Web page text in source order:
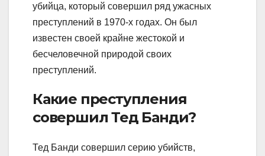
убийца, который совершил ряд ужасных
преступлений в 1970-х годах. Он был
известен своей крайне жестокой и
бесчеловечной природой своих
преступлений.
Какие преступления
совершил Тед Банди?
Тед Банди совершил серию убийств,